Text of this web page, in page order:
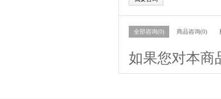
全部咨询(0) 商品咨询(0)
如果您对本商